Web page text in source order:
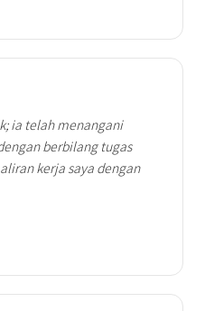
ia telah menangani
berbilang tugas
kerja saya dengan